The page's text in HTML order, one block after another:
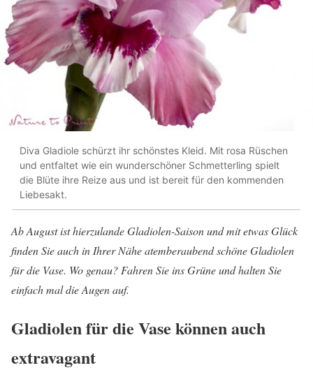
Diva Gladiole schürzt ihr schönstes Kleid. Mit rosa Rüschen
und entfaltet wie ein wunderschöner Schmetterling spielt
die Blüte ihre Reize aus und ist bereit für den kommenden
Liebesakt.
Ab August ist hierzulande Gladiolen-Saison und mit etwas Glück
finden Sie auch in Ihrer Nähe atemberaubend schöne Gladiolen
für die Vase. Wo genau? Fahren Sie ins Grüne und halten Sie
einfach mal die Augen auf.
Gladiolen für die Vase können auch
extravagant